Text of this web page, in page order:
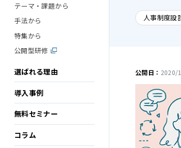
テーマ・課題から
手法から
特集から
公開型研修
選ばれる理由
導入事例
無料セミナー
コラム
人事制度設
公開日： 2020/